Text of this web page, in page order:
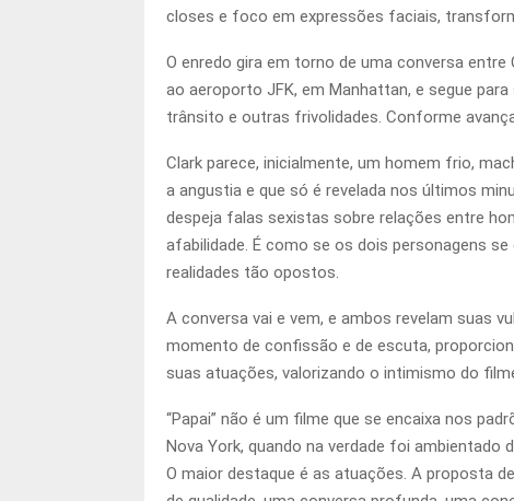
closes e foco em expressões faciais,
O enredo gira em torno de uma conversa
ao aeroporto JFK, em Manhattan, e segue
trânsito e outras frivolidades. Conforme
Clark parece, inicialmente, um homem frio,
a angustia e que só é revelada nos últimos
despeja falas sexistas sobre relações entre
afabilidade. É como se os dois personagens
realidades tão opostos.
A conversa vai e vem, e ambos revelam suas
momento de confissão e de escuta,
suas atuações, valorizando o intimismo do
“Papai” não é um filme que se encaixa nos
Nova York, quando na verdade foi
O maior destaque é as atuações. A proposta